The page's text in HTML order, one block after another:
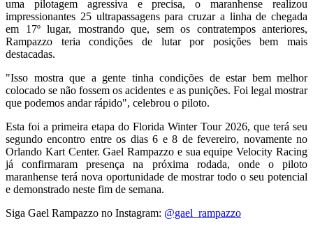
uma pilotagem agressiva e precisa, o maranhense realizou
impressionantes 25 ultrapassagens para cruzar a linha de chegada
em 17º lugar, mostrando que, sem os contratempos anteriores,
Rampazzo teria condições de lutar por posições bem mais
destacadas.
"Isso mostra que a gente tinha condições de estar bem melhor
colocado se não fossem os acidentes e as punições. Foi legal mostrar
que podemos andar rápido", celebrou o piloto.
Esta foi a primeira etapa do Florida Winter Tour 2026, que terá seu
segundo encontro entre os dias 6 e 8 de fevereiro, novamente no
Orlando Kart Center. Gael Rampazzo e sua equipe Velocity Racing
já confirmaram presença na próxima rodada, onde o piloto
maranhense terá nova oportunidade de mostrar todo o seu potencial
e demonstrado neste fim de semana.
Siga Gael Rampazzo no Instagram: @gael_rampazzo